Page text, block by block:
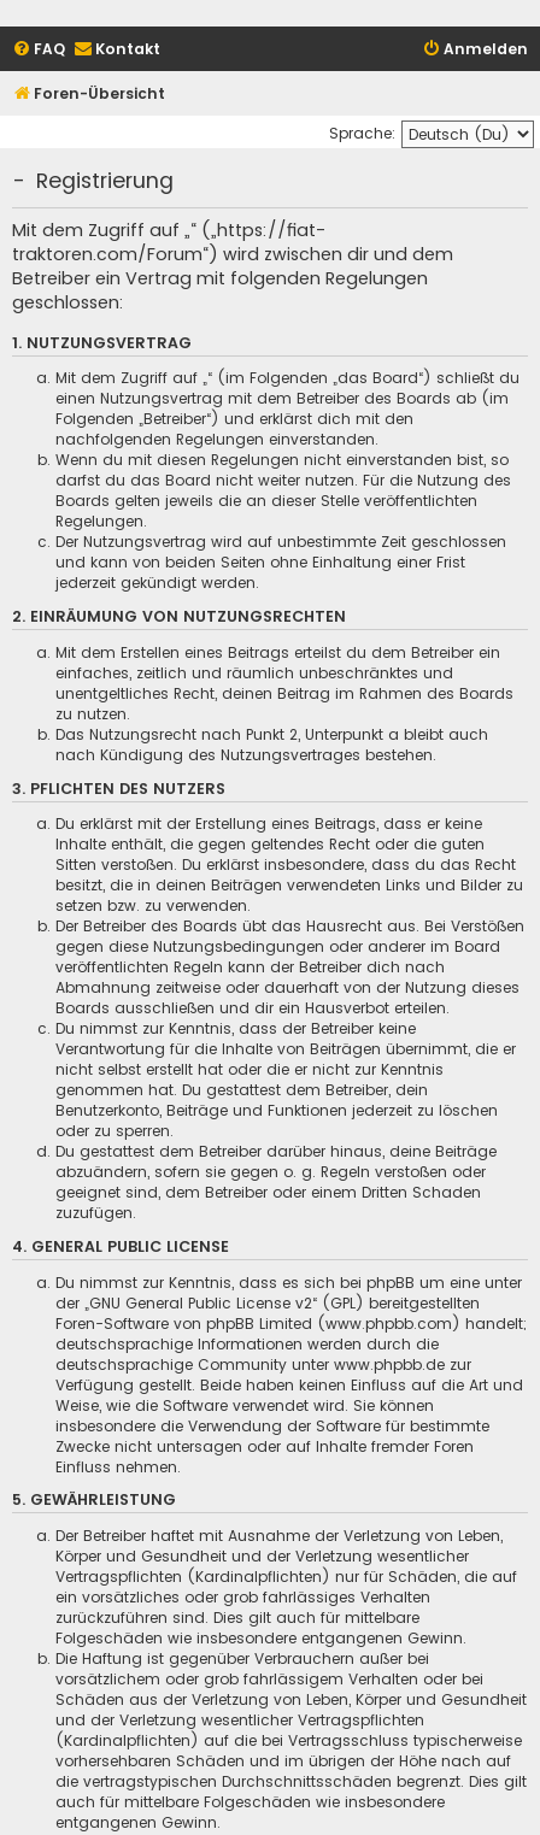
FAQ Kontakt Anmelden
Foren-Übersicht
Sprache:
- Registrierung
Mit dem Zugriff auf „“ („https://fiat-
traktoren.com/Forum“) wird zwischen dir und dem
Betreiber ein Vertrag mit folgenden Regelungen
geschlossen:
1. NUTZUNGSVERTRAG
Mit dem Zugriff auf „“ (im Folgenden „das Board“) schließt du
einen Nutzungsvertrag mit dem Betreiber des Boards ab (im
Folgenden „Betreiber“) und erklärst dich mit den
nachfolgenden Regelungen einverstanden.
Wenn du mit diesen Regelungen nicht einverstanden bist, so
darfst du das Board nicht weiter nutzen. Für die Nutzung des
Boards gelten jeweils die an dieser Stelle veröffentlichten
Regelungen.
Der Nutzungsvertrag wird auf unbestimmte Zeit geschlossen
und kann von beiden Seiten ohne Einhaltung einer Frist
jederzeit gekündigt werden.
2. EINRÄUMUNG VON NUTZUNGSRECHTEN
Mit dem Erstellen eines Beitrags erteilst du dem Betreiber ein
einfaches, zeitlich und räumlich unbeschränktes und
unentgeltliches Recht, deinen Beitrag im Rahmen des Boards
zu nutzen.
Das Nutzungsrecht nach Punkt 2, Unterpunkt a bleibt auch
nach Kündigung des Nutzungsvertrages bestehen.
3. PFLICHTEN DES NUTZERS
Du erklärst mit der Erstellung eines Beitrags, dass er keine
Inhalte enthält, die gegen geltendes Recht oder die guten
Sitten verstoßen. Du erklärst insbesondere, dass du das Recht
besitzt, die in deinen Beiträgen verwendeten Links und Bilder zu
setzen bzw. zu verwenden.
Der Betreiber des Boards übt das Hausrecht aus. Bei Verstößen
gegen diese Nutzungsbedingungen oder anderer im Board
veröffentlichten Regeln kann der Betreiber dich nach
Abmahnung zeitweise oder dauerhaft von der Nutzung dieses
Boards ausschließen und dir ein Hausverbot erteilen.
Du nimmst zur Kenntnis, dass der Betreiber keine
Verantwortung für die Inhalte von Beiträgen übernimmt, die er
nicht selbst erstellt hat oder die er nicht zur Kenntnis
genommen hat. Du gestattest dem Betreiber, dein
Benutzerkonto, Beiträge und Funktionen jederzeit zu löschen
oder zu sperren.
Du gestattest dem Betreiber darüber hinaus, deine Beiträge
abzuändern, sofern sie gegen o. g. Regeln verstoßen oder
geeignet sind, dem Betreiber oder einem Dritten Schaden
zuzufügen.
4. GENERAL PUBLIC LICENSE
Du nimmst zur Kenntnis, dass es sich bei phpBB um eine unter
der „GNU General Public License v2“ (GPL) bereitgestellten
Foren-Software von phpBB Limited (www.phpbb.com) handelt;
deutschsprachige Informationen werden durch die
deutschsprachige Community unter www.phpbb.de zur
Verfügung gestellt. Beide haben keinen Einfluss auf die Art und
Weise, wie die Software verwendet wird. Sie können
insbesondere die Verwendung der Software für bestimmte
Zwecke nicht untersagen oder auf Inhalte fremder Foren
Einfluss nehmen.
5. GEWÄHRLEISTUNG
Der Betreiber haftet mit Ausnahme der Verletzung von Leben,
Körper und Gesundheit und der Verletzung wesentlicher
Vertragspflichten (Kardinalpflichten) nur für Schäden, die auf
ein vorsätzliches oder grob fahrlässiges Verhalten
zurückzuführen sind. Dies gilt auch für mittelbare
Folgeschäden wie insbesondere entgangenen Gewinn.
Die Haftung ist gegenüber Verbrauchern außer bei
vorsätzlichem oder grob fahrlässigem Verhalten oder bei
Schäden aus der Verletzung von Leben, Körper und Gesundheit
und der Verletzung wesentlicher Vertragspflichten
(Kardinalpflichten) auf die bei Vertragsschluss typischerweise
vorhersehbaren Schäden und im übrigen der Höhe nach auf
die vertragstypischen Durchschnittsschäden begrenzt. Dies gilt
auch für mittelbare Folgeschäden wie insbesondere
entgangenen Gewinn.